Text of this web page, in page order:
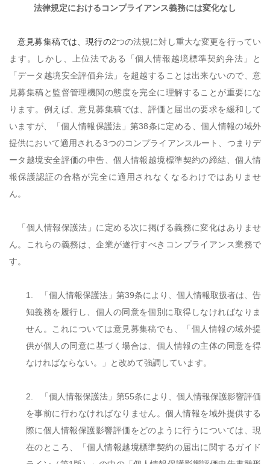
法律規定におけるコンプライアンス義務には変化なし
意見募集稿では、現行の2つの法規に対し重大な変更を行ってい
ます。しかし、上位法である「個人情報越境標準契約弁法」と
「データ越境安全評価弁法」を超越することは出来ないので、意
見募集稿と監督管理機関の態度を完全に理解することが重要にな
ります。例えば、意見募集稿では、評価と届出の要求を緩和して
いますが、「個人情報保護法」第38条に定める、個人情報の域外
提供において適用される3つのコンプライアンスルート、つまりデ
ータ越境安全評価の申告、個人情報越境標準契約の締結、個人情
報保護認証の合格が完全に適用されなくなるわけではありませ
ん。
「個人情報保護法」に定める次に掲げる義務に変化はありませ
ん。これらの義務は、企業が遂行すべきコンプライアンス業務で
す。
1. 「個人情報保護法」第39条により、個人情報取扱者は、告
知義務を履行し、個人の同意を個別に取得しなければなりま
せん。これについては意見募集稿でも、「個人情報の域外提
供が個人の同意に基づく場合は、個人情報の主体の同意を得
なければならない。
」と改めて強調しています。
2. 「個人情報保護法」第55条により、個人情報保護影響評価
を事前に行わなければなりません。個人情報を域外提供する
際に個人情報保護影響評価をどのように行うについては、現
在のところ、「個人情報越境標準契約の届出に関するガイド